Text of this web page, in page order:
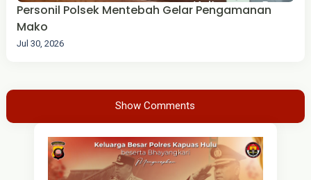
Personil Polsek Mentebah Gelar Pengamanan
Mako
Jul 30, 2026
Show Comments